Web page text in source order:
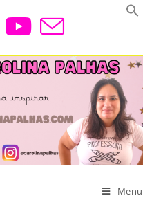
Menu